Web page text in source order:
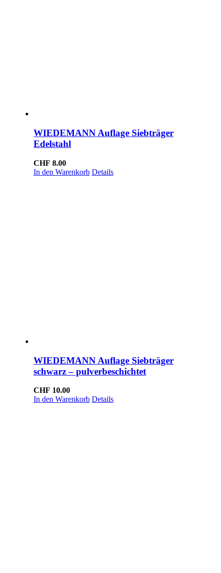
WIEDEMANN Auflage Siebträger
Edelstahl
CHF 8.00
In den Warenkorb Details
WIEDEMANN Auflage Siebträger
schwarz – pulverbeschichtet
CHF 10.00
In den Warenkorb Details